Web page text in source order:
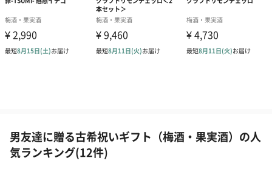
男友達に贈る古希祝いギフト（梅酒・果実酒）の人
気ランキング(12件)